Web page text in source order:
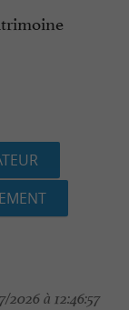
2026 à 12:46:57